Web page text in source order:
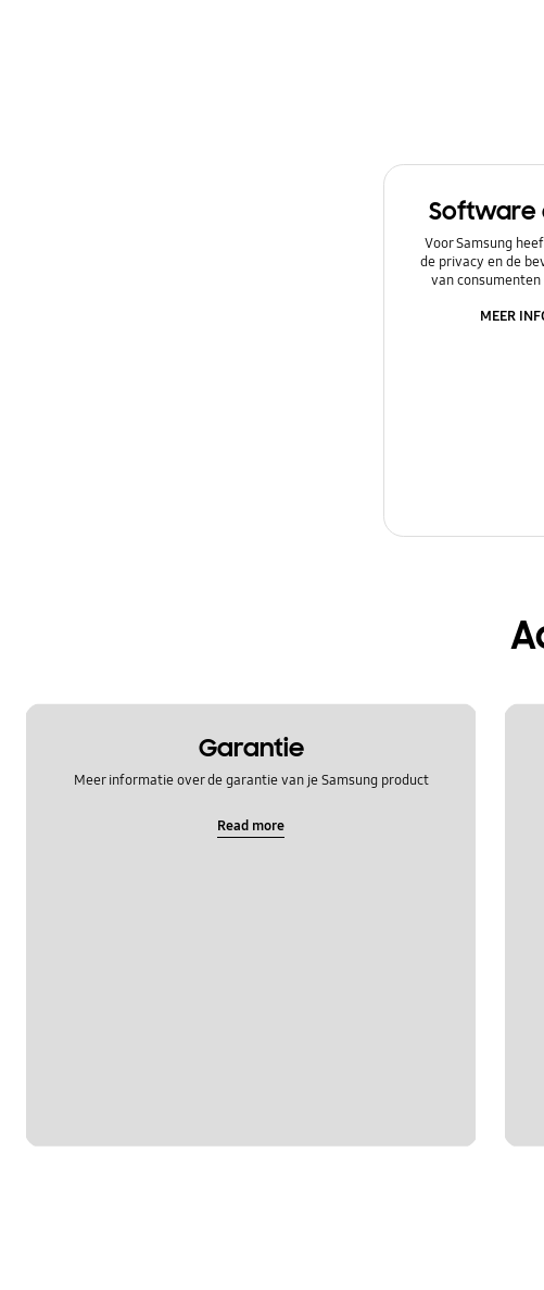
Software
Voor Samsung
de privacy en de
van
MEER
Garantie
Meer informatie over de garantie van je Samsung product
Read more